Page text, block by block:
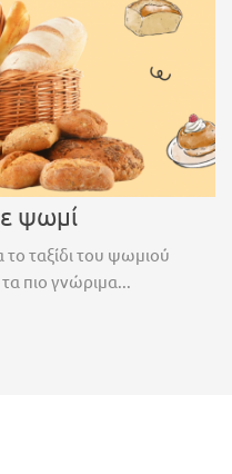
ψωμί
το ταξίδι του ψωμιού
πιο γνώριμα...